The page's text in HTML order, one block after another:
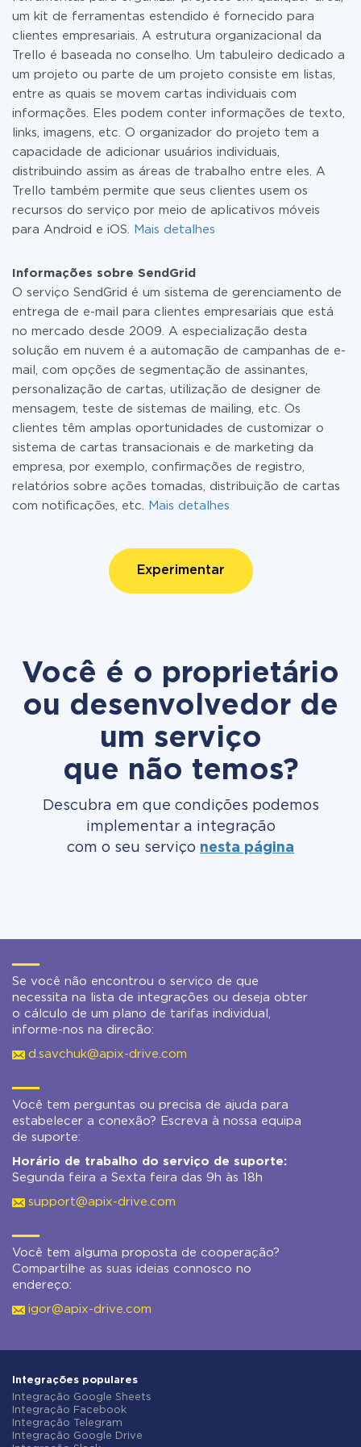
um kit de ferramentas estendido é fornecido para
clientes empresariais. A estrutura organizacional da
Trello é baseada no conselho. Um tabuleiro dedicado a
um projeto ou parte de um projeto consiste em listas,
entre as quais se movem cartas individuais com
informações. Eles podem conter informações de texto,
links, imagens, etc. O organizador do projeto tem a
capacidade de adicionar usuários individuais,
distribuindo assim as áreas de trabalho entre eles. A
Trello também permite que seus clientes usem os
recursos do serviço por meio de aplicativos móveis
para Android e iOS.
Mais detalhes
Informações sobre SendGrid
O serviço SendGrid é um sistema de gerenciamento de
entrega de e-mail para clientes empresariais que está
no mercado desde 2009. A especialização desta
solução em nuvem é a automação de campanhas de e-
mail, com opções de segmentação de assinantes,
personalização de cartas, utilização de designer de
mensagem, teste de sistemas de mailing, etc. Os
clientes têm amplas oportunidades de customizar o
sistema de cartas transacionais e de marketing da
empresa, por exemplo, confirmações de registro,
relatórios sobre ações tomadas, distribuição de cartas
com notificações, etc.
Mais detalhes
Experimentar
Você é o proprietário
ou desenvolvedor de
um serviço
que não temos?
Descubra em que condições podemos
implementar a integração
com o seu serviço nesta página
Se você não encontrou o serviço de que
necessita na lista de integrações ou deseja obter
o cálculo de um plano de tarifas individual,
informe-nos na direção:
d.savchuk@apix-drive.com
Você tem perguntas ou precisa de ajuda para
estabelecer a conexão? Escreva à nossa equipa
de suporte:
Horário de trabalho do serviço de suporte:
Segunda feira a Sexta feira das 9h às 18h
support@apix-drive.com
Você tem alguma proposta de cooperação?
Compartilhe as suas ideias connosco no
endereço:
igor@apix-drive.com
Integrações populares
Integração Google Sheets
Integração Facebook
Integração Telegram
Integração Google Drive